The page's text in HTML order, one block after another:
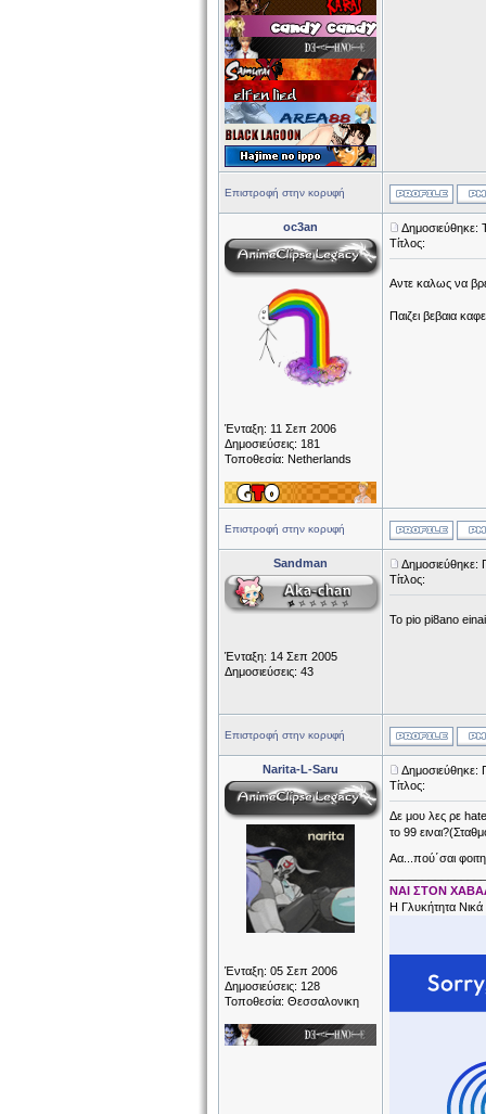
Επιστροφή στην κορυφή
oc3an
Ένταξη: 11 Σεπ 2006
Δημοσιεύσεις: 181
Τοποθεσία: Netherlands
Δημοσιεύθηκε:
Τίτλος:
Αντε καλως να
Παιζει βεβαια
Επιστροφή στην κορυφή
Sandman
Ένταξη: 14 Σεπ 2005
Δημοσιεύσεις: 43
Δημοσιεύθηκε:
Τίτλος:
To pio pi8ano
Επιστροφή στην κορυφή
Narita-L-Saru
Ένταξη: 05 Σεπ 2006
Δημοσιεύσεις: 128
Τοποθεσία: Θεσσαλονικη
Δημοσιεύθηκε:
Τίτλος:
Δε μου λες ρε
το 99
Αα...πού΄σαι
NAI ΣΤΟΝ
H Γλυκήτητα